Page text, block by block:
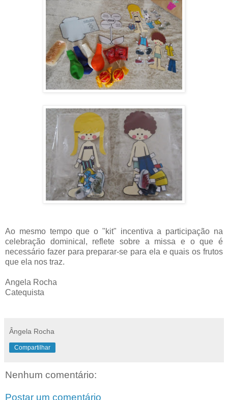
Ao mesmo tempo que o "kit" incentiva a participação na
celebração dominical, reflete sobre a missa e o que é
necessário fazer para preparar-se para ela e quais os frutos
que ela nos traz.
Angela Rocha
Catequista
Ângela Rocha
Compartilhar
Nenhum comentário:
Postar um comentário